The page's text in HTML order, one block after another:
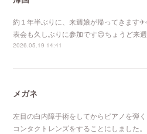
約１年半ぶりに、来週娘が帰ってきます✈
表会も久しぶりに参加です😊ちょうど来
2026.05.19 14:41
メガネ
左目の白内障手術をしてからピアノを弾
コンタクトレンズをすることにしました